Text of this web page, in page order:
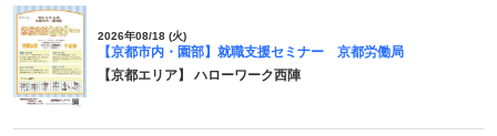
2026年08/18 (火)
【京都市内・園部】就職支援セミナー 京都労働局
【京都エリア】 ハローワーク西陣